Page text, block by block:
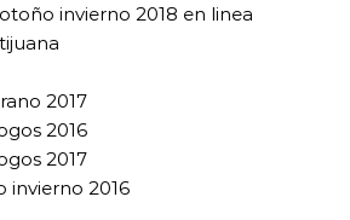
invierno 2018 en linea
2017
2016
2017
2016